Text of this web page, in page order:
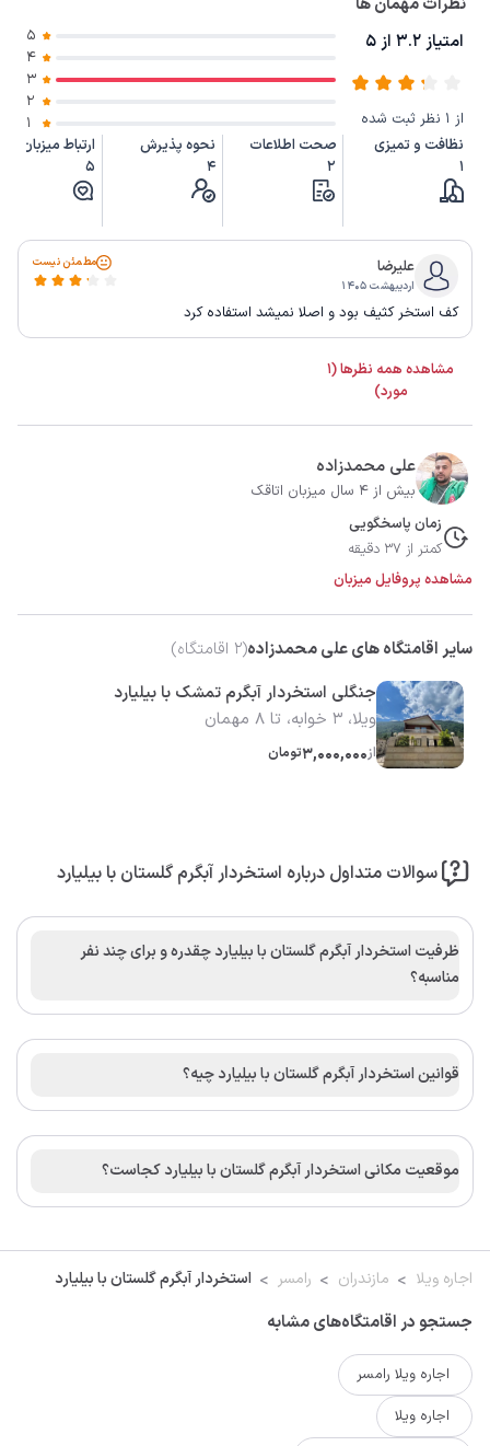
امتیاز 3.2 از 5
از 1 نظر ثبت شده
5
4
3
2
1
نظافت و تمیزی
1
صحت اطلاعات
2
نحوه پذیرش
4
ارتباط میزبان
5
علیرضا
اردیبهشت ۱۴۰۵
مطمئن نیست
کف استخر کثیف بود و اصلا نمیشد استفاده کرد
مشاهده همه نظرها (1
مورد)
علی محمدزاده
بیش از 4 سال میزبان اتاقک
زمان پاسخگویی
کمتر از 37 دقیقه
مشاهده پروفایل میزبان
سایر اقامتگاه های علی محمدزاده(
2 اقامتگاه)
جنگلی استخردار آبگرم تمشک با بیلیارد
ویلا، 3 خوابه، تا 8 مهمان
از3,000,000تومان
سوالات متداول درباره استخردار آبگرم گلستان با بیلیارد
ظرفیت استخردار آبگرم گلستان با بیلیارد چقدره و برای چند نفر
مناسبه؟
قوانین استخردار آبگرم گلستان با بیلیارد چیه؟
موقعیت مکانی استخردار آبگرم گلستان با بیلیارد کجاست؟
اجاره ویلا مازندران رامسر استخردار آبگرم گلستان با بیلیارد
جستجو در اقامتگاه‌های مشابه
اجاره ویلا رامسر
اجاره ویلا